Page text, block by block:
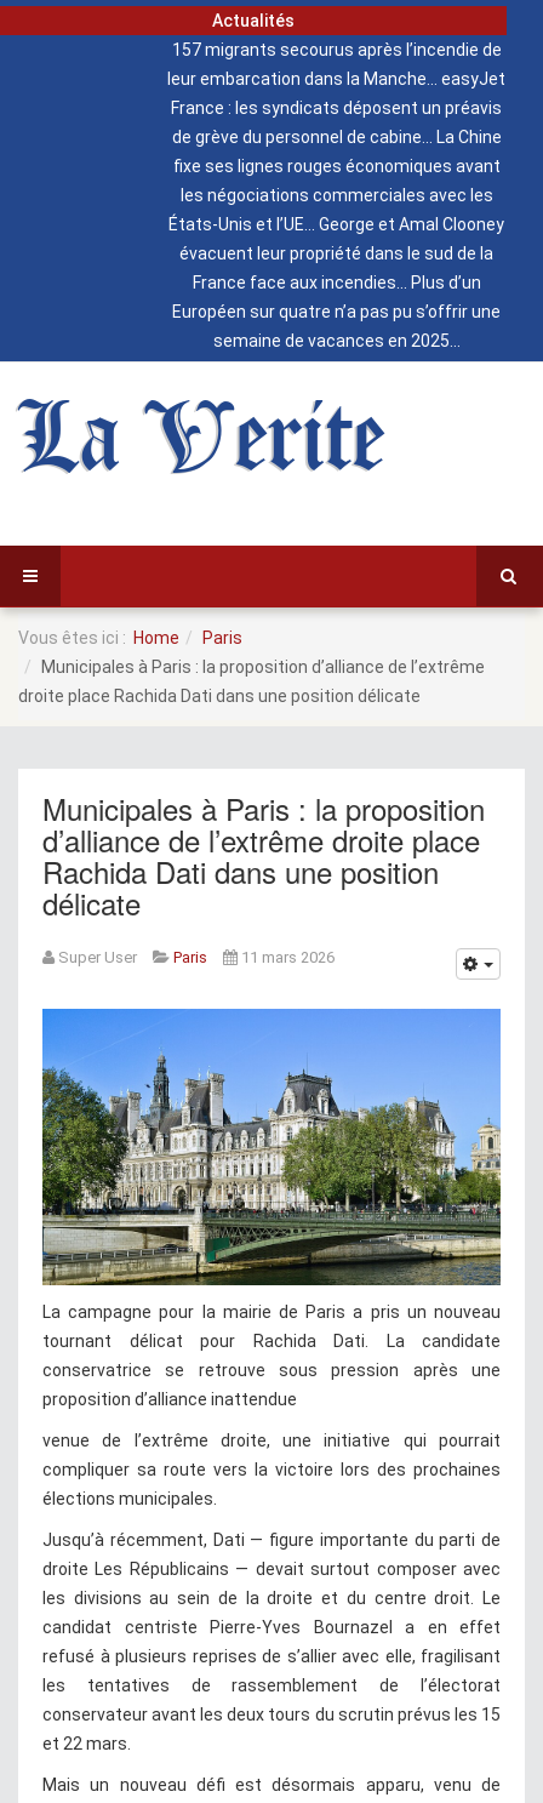
Actualités
157 migrants secourus après l’incendie de
leur embarcation dans la Manche
easyJet
France : les syndicats déposent un préavis
de grève du personnel de cabine
La Chine
fixe ses lignes rouges économiques avant
les négociations commerciales avec les
États-Unis et l’UE
George et Amal Clooney
évacuent leur propriété dans le sud de la
France face aux incendies
Plus d’un
Européen sur quatre n’a pas pu s’offrir une
semaine de vacances en 2025
La Verite
Vous êtes ici : Home
Paris
Municipales à Paris : la proposition d’alliance de l’extrême
droite place Rachida Dati dans une position délicate
Municipales à Paris : la proposition
d’alliance de l’extrême droite place
Rachida Dati dans une position
délicate
Super User Paris 11 mars 2026
La campagne pour la mairie de Paris a pris un nouveau
tournant délicat pour Rachida Dati. La candidate
conservatrice se retrouve sous pression après une
proposition d’alliance inattendue
venue de l’extrême droite, une initiative qui pourrait
compliquer sa route vers la victoire lors des prochaines
élections municipales.
Jusqu’à récemment, Dati — figure importante du parti de
droite Les Républicains — devait surtout composer avec
les divisions au sein de la droite et du centre droit. Le
candidat centriste Pierre-Yves Bournazel a en effet
refusé à plusieurs reprises de s’allier avec elle, fragilisant
les tentatives de rassemblement de l’électorat
conservateur avant les deux tours du scrutin prévus les 15
et 22 mars.
Mais un nouveau défi est désormais apparu, venu de